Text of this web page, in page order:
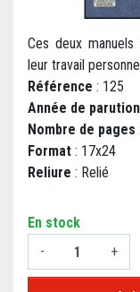
Ces deux
leur travail
Référence : 125
Année de parution
Nombre de pages
Format : 17x24
Reliure : Relié
En stock
-
+